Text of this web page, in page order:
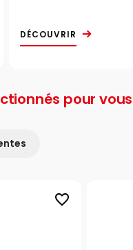
DÉCOUVRIR
pour vous
favorite_border